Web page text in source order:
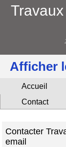
Afficher
Accueil
Contact
Contacter
email